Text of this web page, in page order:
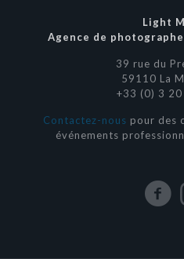
Light
Agence de
39 rue du
59110 La
+33 (0) 3
Contactez-nous pour des
événements